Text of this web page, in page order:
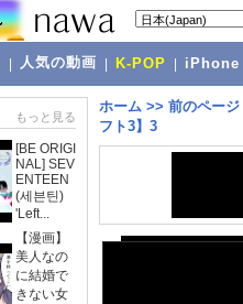
人気の動画 K-POP iPhone
もっと見る
[BE ORIGI
NAL] SEV
ENTEEN
(세븐틴)
'Left...
【漫画】
美人なの
に結婚で
きない女
ホーム >> 前のページ
フト3】3